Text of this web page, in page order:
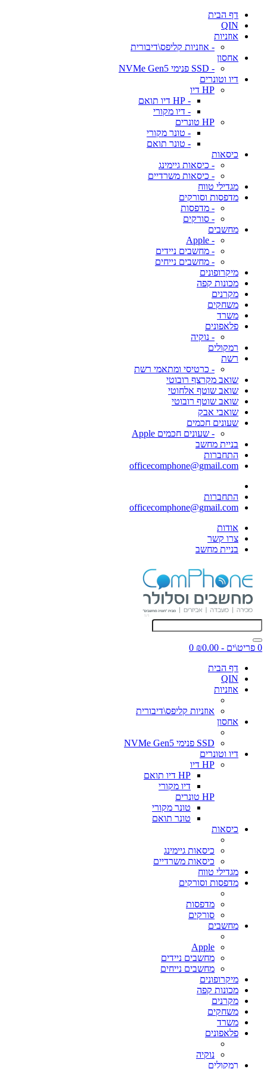
דף הבית
QIN
אוזניות
- אוזניות קליפס\דיבורית
אחסון
- SSD פנימי NVMe Gen5
דיו וטונרים
HP דיו
- HP דיו תואם
- דיו מקורי
HP טונרים
- טונר מקורי
- טונר תואם
כיסאות
- כיסאות גיימינג
- כיסאות משרדיים
מגדילי טווח
מדפסות וסורקים
- מדפסות
- סורקים
מחשבים
- Apple
- מחשבים ניידים
- מחשבים נייחים
מיקרופונים
מכונות קפה
מקרנים
משחקים
משרד
פלאפונים
- נוקיה
רמקולים
רשת
- כרטיסי ומתאמי רשת
שואב מקרצף רובוטי
שואב שוטף אלחוטי
שואב שוטף רובוטי
שואבי אבק
שעונים חכמים
- שעונים חכמים Apple
בניית מחשב
התחברות
officecomphone@gmail.com
התחברות
officecomphone@gmail.com
אודות
צרו קשר
בניית מחשב
0 פריט\ים - ₪0.00
0
דף הבית
QIN
אוזניות
אוזניות קליפס\דיבורית
אחסון
SSD פנימי NVMe Gen5
דיו וטונרים
HP דיו
HP דיו תואם
דיו מקורי
HP טונרים
טונר מקורי
טונר תואם
כיסאות
כיסאות גיימינג
כיסאות משרדיים
מגדילי טווח
מדפסות וסורקים
מדפסות
סורקים
מחשבים
Apple
מחשבים ניידים
מחשבים נייחים
מיקרופונים
מכונות קפה
מקרנים
משחקים
משרד
פלאפונים
נוקיה
רמקולים